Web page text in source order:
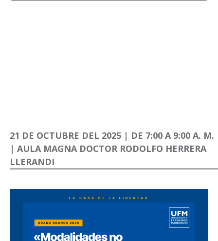
21 DE OCTUBRE DEL 2025 | DE 7:00 A 9:00 A. M.
| AULA MAGNA DOCTOR RODOLFO HERRERA
LLERANDI